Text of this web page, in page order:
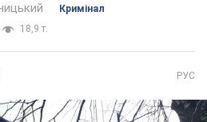
Кримінал
18,9 т.
РУС